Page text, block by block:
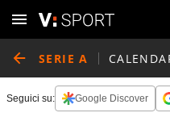
SERIE A
Seguici su: Google Discover